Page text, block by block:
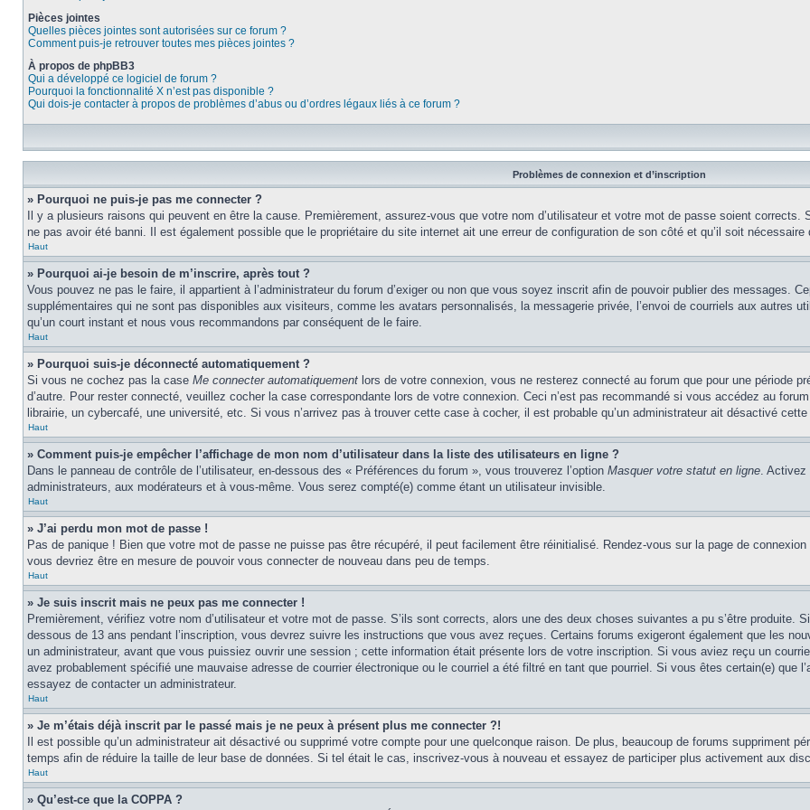
Pièces jointes
Quelles pièces jointes sont autorisées sur ce forum ?
Comment puis-je retrouver toutes mes pièces jointes ?
À propos de phpBB3
Qui a développé ce logiciel de forum ?
Pourquoi la fonctionnalité X n’est pas disponible ?
Qui dois-je contacter à propos de problèmes d’abus ou d’ordres légaux liés à ce forum ?
Problèmes de connexion et d’inscription
» Pourquoi ne puis-je pas me connecter ?
Il y a plusieurs raisons qui peuvent en être la cause. Premièrement, assurez-vous que votre nom d’utilisateur et votre mot de passe soient
ne pas avoir été banni. Il est également possible que le propriétaire du site internet ait une erreur de configuration de son côté et qu’il soit nécessaire
Haut
» Pourquoi ai-je besoin de m’inscrire, après tout ?
Vous pouvez ne pas le faire, il appartient à l’administrateur du forum d’exiger ou non que vous soyez inscrit afin de pouvoir publier des messages.
supplémentaires qui ne sont pas disponibles aux visiteurs, comme les avatars personnalisés, la messagerie privée, l’envoi de courriels aux autres
qu’un court instant et nous vous recommandons par conséquent de le faire.
Haut
» Pourquoi suis-je déconnecté automatiquement ?
Si vous ne cochez pas la case Me connecter automatiquement lors de votre connexion, vous ne resterez connecté au forum que pour une période
d’autre. Pour rester connecté, veuillez cocher la case correspondante lors de votre connexion. Ceci n’est pas recommandé si vous accédez au
librairie, un cybercafé, une université, etc. Si vous n’arrivez pas à trouver cette case à cocher, il est probable qu’un administrateur ait désactivé
Haut
» Comment puis-je empêcher l’affichage de mon nom d’utilisateur dans la liste des utilisateurs en ligne ?
Dans le panneau de contrôle de l’utilisateur, en-dessous des « Préférences du forum », vous trouverez l’option Masquer votre statut en ligne.
administrateurs, aux modérateurs et à vous-même. Vous serez compté(e) comme étant un utilisateur invisible.
Haut
» J’ai perdu mon mot de passe !
Pas de panique ! Bien que votre mot de passe ne puisse pas être récupéré, il peut facilement être réinitialisé. Rendez-vous sur la page de
vous devriez être en mesure de pouvoir vous connecter de nouveau dans peu de temps.
Haut
» Je suis inscrit mais ne peux pas me connecter !
Premièrement, vérifiez votre nom d’utilisateur et votre mot de passe. S’ils sont corrects, alors une des deux choses suivantes a pu s’être
dessous de 13 ans pendant l’inscription, vous devrez suivre les instructions que vous avez reçues. Certains forums exigeront également que les
un administrateur, avant que vous puissiez ouvrir une session ; cette information était présente lors de votre inscription. Si vous aviez reçu un
avez probablement spécifié une mauvaise adresse de courrier électronique ou le courriel a été filtré en tant que pourriel. Si vous êtes certain(e) que
essayez de contacter un administrateur.
Haut
» Je m’étais déjà inscrit par le passé mais je ne peux à présent plus me connecter ?!
Il est possible qu’un administrateur ait désactivé ou supprimé votre compte pour une quelconque raison. De plus, beaucoup de forums suppriment
temps afin de réduire la taille de leur base de données. Si tel était le cas, inscrivez-vous à nouveau et essayez de participer plus activement aux
Haut
» Qu’est-ce que la COPPA ?